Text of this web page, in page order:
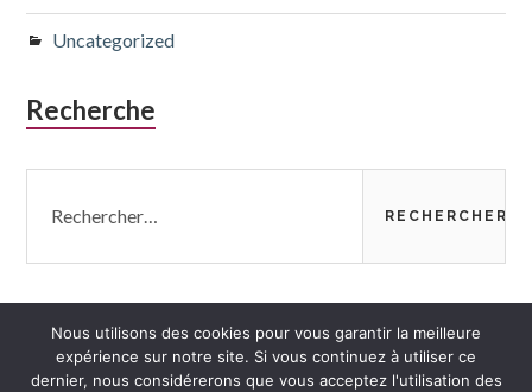
Uncategorized
Recherche
Nous utilisons des cookies pour vous garantir la meilleure
expérience sur notre site. Si vous continuez à utiliser ce
dernier, nous considérerons que vous acceptez l'utilisation des